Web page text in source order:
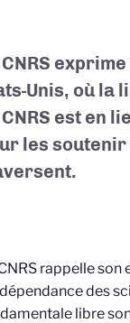
CNRS
Unis, où la
CNRS est en
les soutenir
rappelle
des
libre